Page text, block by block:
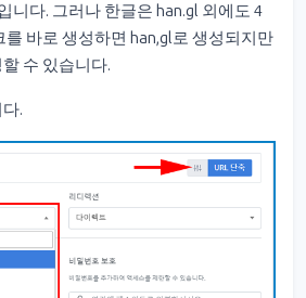
니다. 그러나 한글은 han.gl 외에도 4
를 바로 생성하면 han,gl로 생성되지만
수 있습니다.
.